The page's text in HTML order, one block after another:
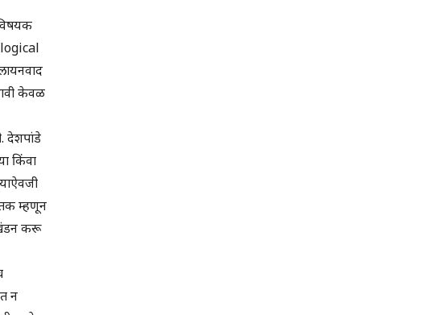
logical
केवळ
देशपांडे
किंवा
म्हणून
खंडन करू
न